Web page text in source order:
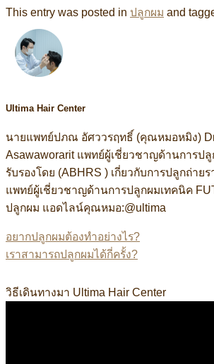
This entry was posted in ปลูกผม and
Ultima Hair Center
นายแพทย์ปภณ อัศววรฤทธิ์ (คุณหมอหมิง)
Asawaworarit แพทย์ผู้เชี่ยวชาญด้านการปลู
รับรองโดย (ABHRS ) เกี่ยวกับการปลูกถ่าย
แพทย์ผู้เชี่ยวชาญด้านการปลูกผมเทคนิค
ปลูกผม แอดไลน์คุณหมอ:@ultima
อยากปลูกผมต้องทำอย่างไร?
เราสามารถปลูกผมได้กี่ครั้ง?
วิธีเดินทางมา Ultima Hair Center